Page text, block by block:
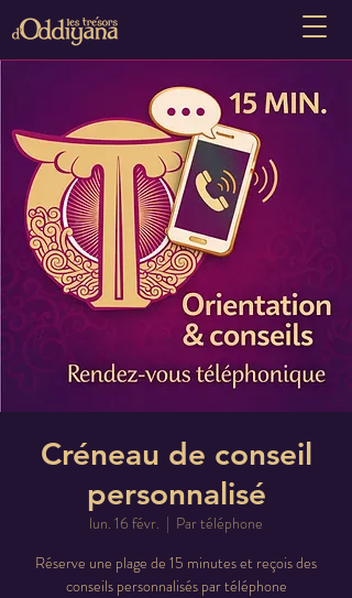
Créneau de conseil
personnalisé
lun. 16 févr.
  |
Par téléphone
Réserve une plage de 15 minutes et reçois des
conseils personnalisés par téléphone